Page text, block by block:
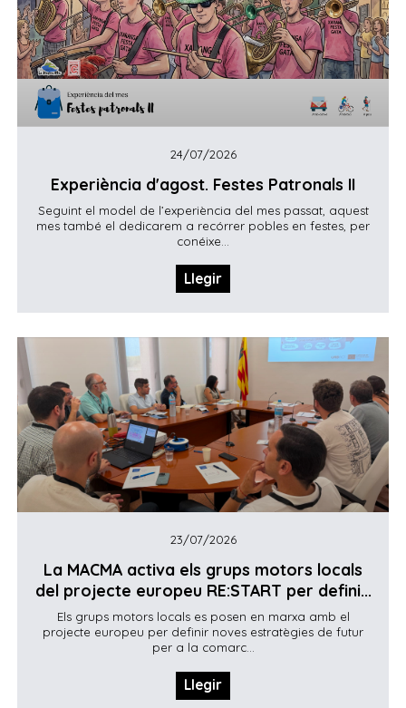
24/07/2026
Experiència d'agost. Festes Patronals II
Seguint el model de l’experiència del mes passat, aquest
mes també el dedicarem a recórrer pobles en festes, per
conéixe...
Llegir
23/07/2026
La MACMA activa els grups motors locals
del projecte europeu RE:START per defini...
Els grups motors locals es posen en marxa amb el
projecte europeu per definir noves estratègies de futur
per a la comarc...
Llegir